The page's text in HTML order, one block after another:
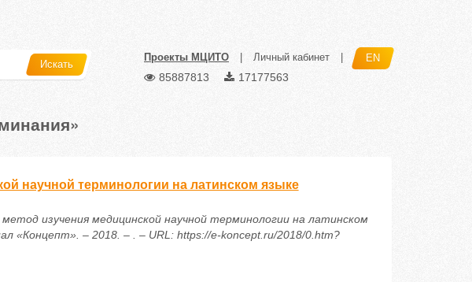
Искать
Проекты МЦИТО Личный кабинет EN
85887813 17177563
научной терминологии на латинском языке
изучения медицинской научной терминологии на латинском
«Концепт». – 2018. – . – URL: https://e-koncept.ru/2018/0.htm?